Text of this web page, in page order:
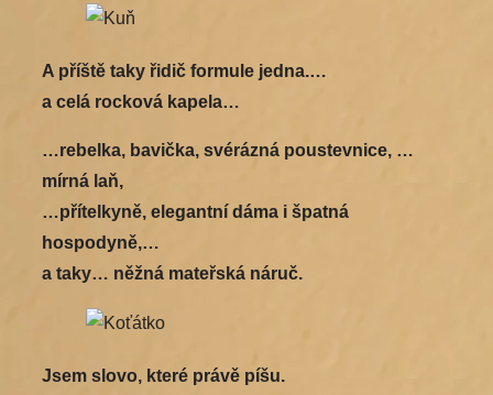
A příště taky řidič formule jedna.…
a celá rocková kapela…
…rebelka, bavička, svérázná poustevnice, …
mírná laň,
…přítelkyně, elegantní dáma i špatná
hospodyně,…
a taky… něžná mateřská náruč.
Jsem slovo, které právě píšu.